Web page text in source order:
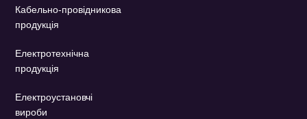
Кабельно-провідникова
продукція
Електротехнічна
продукція
Електроустановчі
вироби